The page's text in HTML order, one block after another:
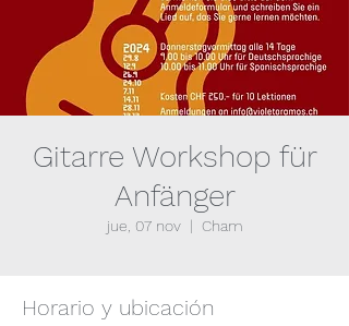
Gitarre Workshop für
Anfänger
jue, 07 nov
  |
Cham
Horario y ubicación